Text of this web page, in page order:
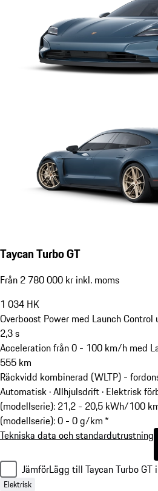
Taycan Turbo GT
Från 2 780 000 kr inkl. moms
1 034 HK
Overboost Power med Launch
2,3s
Acceleration från 0 - 100 km/h med
555 km
Räckvidd kombinerad (WLTP) -
Automatisk · Allhjulsdrift · Elektrisk
(modellserie): 21,2 - 20,5 kWh/100
(modellserie): 0 - 0 g/km *
Tekniska data och standardutrustning
JämförLägg till Taycan Turbo GT
Elektrisk